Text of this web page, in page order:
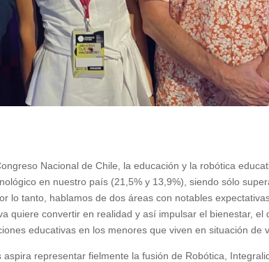
Nacional de Chile, la educación y la robótica
en nuestro país (21,5% y 13,9%), siendo sólo
lo tanto, hablamos de dos áreas con notables
quiere convertir en realidad y así impulsar el bienestar, el
educativas en los menores que viven en situación de
representar fielmente la fusión de Robótica,